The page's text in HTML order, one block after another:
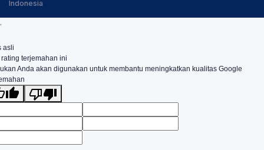
Indonesia
.
asli
terjemahan ini
Anda akan digunakan untuk membantu meningkatkan kualitas Google